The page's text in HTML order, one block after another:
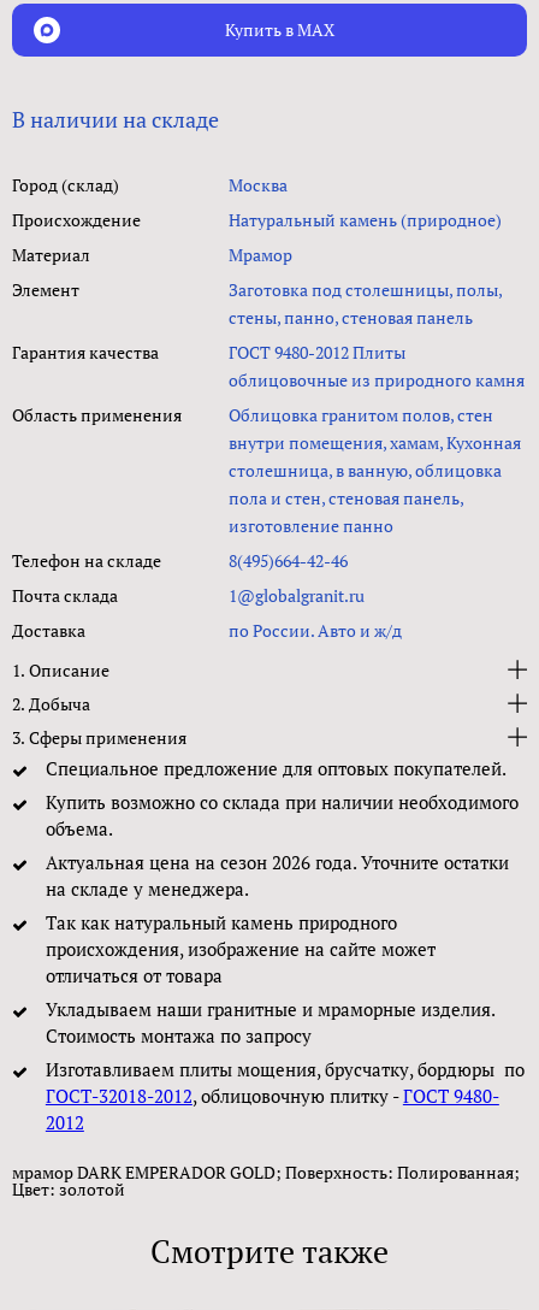
Купить в MAX
В наличии на складе
Город (склад)
Москва
Происхождение
Натуральный камень (природное)
Материал
Мрамор
Элемент
Заготовка под столешницы, полы,
стены, панно, стеновая панель
Гарантия качества
ГОСТ 9480-2012 Плиты
облицовочные из природного камня
Область применения
Облицовка гранитом полов, стен
внутри помещения, хамам, Кухонная
столешница, в ванную, облицовка
пола и стен, стеновая панель,
изготовление панно
Телефон на складе
8(495)664-42-46
Почта склада
1@globalgranit.ru
Доставка
по России. Авто и ж/д
1. Описание
2. Добыча
3. Сферы применения
Специальное предложение для оптовых покупателей.
Купить возможно со склада при наличии необходимого
объема.
Актуальная цена на сезон 2026 года. Уточните остатки
на складе у менеджера.
Так как натуральный камень природного
происхождения, изображение на сайте может
отличаться от товара
Укладываем наши гранитные и мраморные изделия.
Стоимость монтажа по запросу
Изготавливаем плиты мощения, брусчатку, бордюры по
ГОСТ-32018-2012, облицовочную плитку -ГОСТ 9480-
2012
мрамор DARK EMPERADOR GOLD; Поверхность: Полированная;
Цвет: золотой
Смотрите также